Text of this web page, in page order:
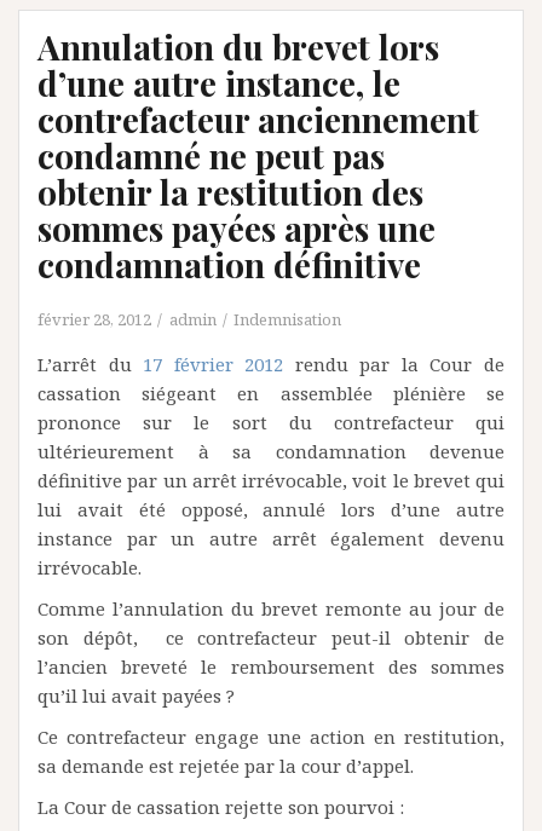
Annulation du brevet lors
d’une autre instance, le
contrefacteur anciennement
condamné ne peut pas
obtenir la restitution des
sommes payées après une
condamnation définitive
février 28, 2012 admin Indemnisation
L’arrêt du 17 février 2012 rendu par la Cour de
cassation siégeant en assemblée plénière se
prononce sur le sort du contrefacteur qui
ultérieurement à sa condamnation devenue
définitive par un arrêt irrévocable, voit le brevet qui
lui avait été opposé, annulé lors d’une autre
instance par un autre arrêt également devenu
irrévocable.
Comme l’annulation du brevet remonte au jour de
son dépôt, ce contrefacteur peut-il obtenir de
l’ancien breveté le remboursement des sommes
qu’il lui avait payées ?
Ce contrefacteur engage une action en restitution,
sa demande est rejetée par la cour d’appel.
La Cour de cassation rejette son pourvoi :